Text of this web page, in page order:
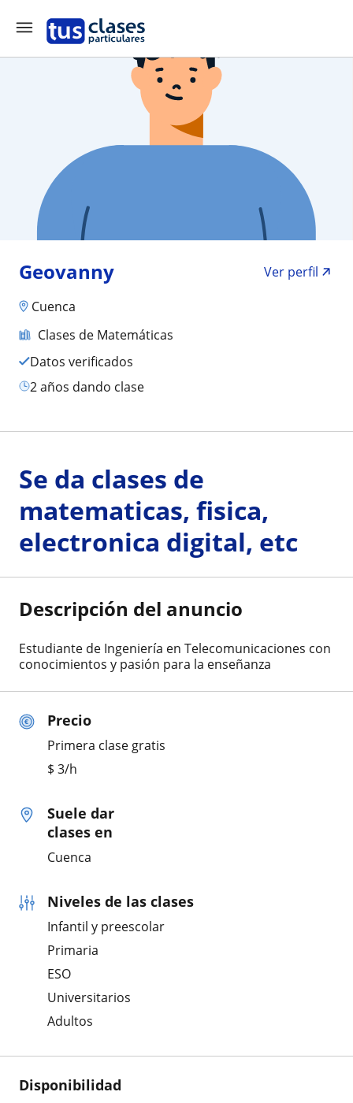
Geovanny
Ver perfil
Cuenca
Clases de Matemáticas
Datos verificados
2 años dando clase
Precio
Primera clase gratis
$ 3/h
Suele dar
clases en
Cuenca
Niveles de las clases
Infantil y preescolar
Primaria
ESO
Universitarios
Adultos
Disponibilidad
Se da clases de
matematicas, fisica,
electronica digital, etc
Descripción del anuncio
Estudiante de Ingeniería en Telecomunicaciones con
conocimientos y pasión para la enseñanza